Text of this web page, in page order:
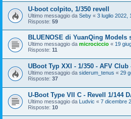
U-boot colpito, 1/350 revell
Ultimo messaggio da Seby « 3 luglio 2022,
Risposte: 59
BLUENOSE di YuanQing Models
Ultimo messaggio da microciccio « 19
Risposte: 11
UBoot Typ XXI - 1/350 - AFV Club
Ultimo messaggio da siderum_tenus « 29
Risposte: 37
U-Boot Type VII C - Revell 1/144
Ultimo messaggio da Ludvic « 7 dicembre
Risposte: 10